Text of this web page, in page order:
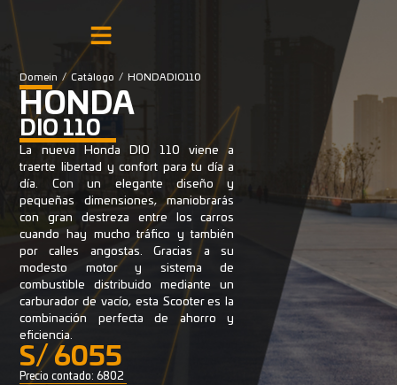
Domein / Catálogo / HONDA DIO110
HONDA
DIO 110
La nueva Honda DIO 110 viene a
traerte libertad y confort para tu día a
día. Con un elegante diseño y
pequeñas dimensiones, maniobrarás
con gran destreza entre los carros
cuando hay mucho tráfico y también
por calles angostas. Gracias a su
modesto motor y sistema de
combustible distribuido mediante un
carburador de vacío, esta Scooter es la
combinación perfecta de ahorro y
eficiencia.
S/ 6055
Precio contado: 6802